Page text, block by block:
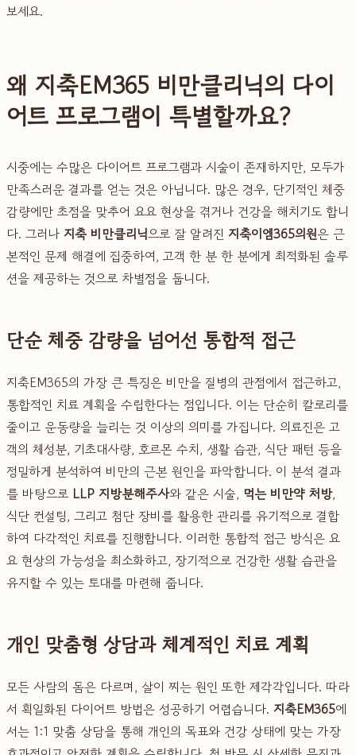
보세요.
왜 지축EM365 비만클리닉의 다이
어트 프로그램이 특별할까요?
시중에는 수많은 다이어트 프로그램과 시술이 존재하지만, 모두가
만족스러운 결과를 얻는 것은 아닙니다. 많은 경우, 단기적인 체중
감량에만 초점을 맞추어 요요 현상을 겪거나 건강을 해치기도 합니
다. 그러나 지축 비만클리닉으로 잘 알려진 지축이엠365의원은 근
본적인 문제 해결에 집중하여, 고객 한 분 한 분에게 최적화된 솔루
션을 제공하는 것으로 차별점을 둡니다.
단순 체중 감량을 넘어선 통합적 접근
지축EM365의 가장 큰 특징은 비만을 질병의 관점에서 접근하고,
통합적인 치료 계획을 수립한다는 점입니다. 이는 단순히 칼로리를
줄이고 운동량을 늘리는 것 이상의 의미를 가집니다. 의료진은 고
객의 체성분, 기초대사량, 호르몬 수치, 생활 습관, 식단 패턴 등을
정밀하게 분석하여 비만의 근본 원인을 파악합니다. 이 분석 결과
를 바탕으로 LLP 지방분해주사와 같은 시술, 먹는 비만약 처방,
식단 컨설팅, 그리고 첨단 장비를 활용한 관리를 유기적으로 결합
하여 다각적인 치료를 진행합니다. 이러한 통합적 접근 방식은 요
요 현상의 가능성을 최소화하고, 장기적으로 건강한 생활 습관을
유지할 수 있는 토대를 마련해 줍니다.
개인 맞춤형 상담과 체계적인 치료 계획
모든 사람의 몸은 다르며, 살이 찌는 원인 또한 제각각입니다. 따라
서 획일화된 다이어트 방법은 성공하기 어렵습니다. 지축EM365에
서는 1:1 맞춤 상담을 통해 개인의 목표와 건강 상태에 맞는 가장